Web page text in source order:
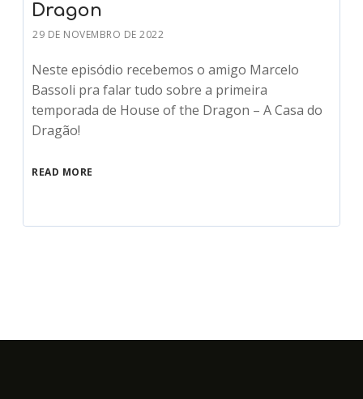
Dragon
29 DE NOVEMBRO DE 2022
Neste episódio recebemos o amigo Marcelo
Bassoli pra falar tudo sobre a primeira
temporada de House of the Dragon – A Casa do
Dragão!
READ MORE